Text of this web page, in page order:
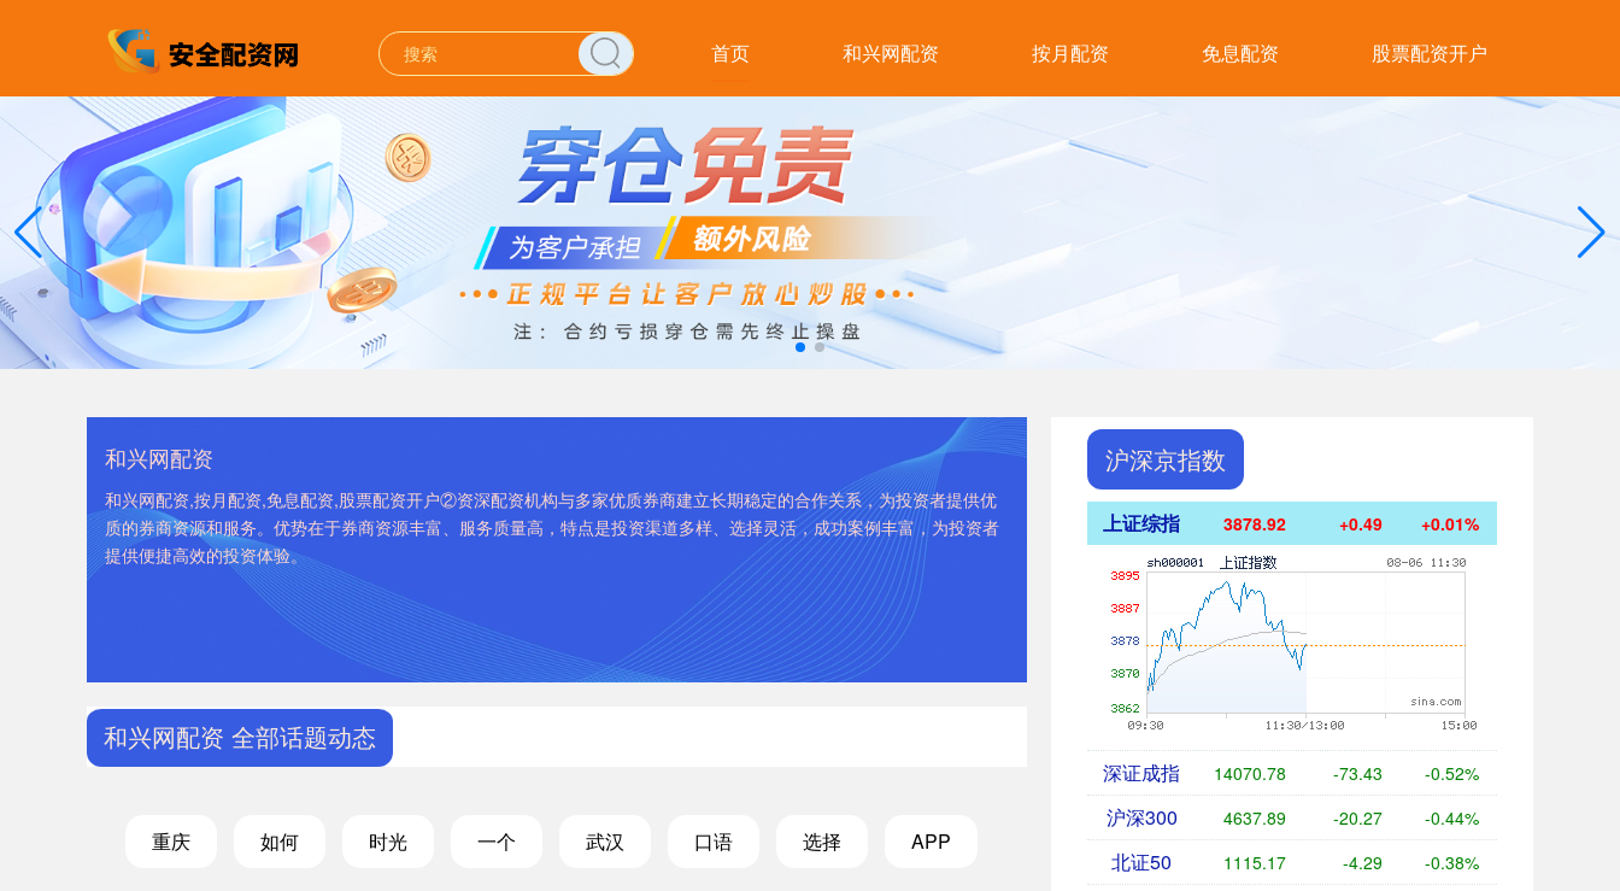
首页 和兴网配资 按月配资 免息配资 股票配资开户
和兴网配资
和兴网配资,按月配资,免息配资,股票配资开户②资深配资机构与多家优质券商建立长期稳定的合作关系，为投资者提供优
质的券商资源和服务。优势在于券商资源丰富、服务质量高，特点是投资渠道多样、选择灵活，成功案例丰富，为投资者
提供便捷高效的投资体验。
和兴网配资 全部话题动态
重庆 如何 时光 一个 武汉 口语 选择 APP
沪深京指数
上证综指 3878.92 +0.49 +0.01%
深证成指 14070.78 -73.43 -0.52%
沪深300 4637.89 -20.27 -0.44%
北证50 1115.17 -4.29 -0.38%